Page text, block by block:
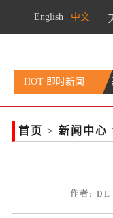
English 中文
HOT 即时新闻
首页 > 新闻中心
作者: